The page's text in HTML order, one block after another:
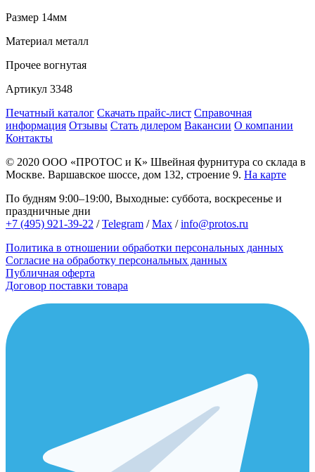
Размер 14мм
Материал металл
Прочее вогнутая
Артикул 3348
Печатный каталог Скачать прайс-лист Справочная
информация Отзывы Стать дилером Вакансии О компании
Контакты
© 2020 ООО «ПРОТОС и К» Швейная фурнитура со склада в
Москве. Варшавское шоссе, дом 132, строение 9. На карте
По будням 9:00–19:00, Выходные: суббота, воскресенье и
праздничные дни
+7 (495) 921-39-22 /Telegram /Max /info@protos.ru
Политика в отношении обработки персональных данных
Согласие на обработку персональных данных
Публичная оферта
Договор поставки товара